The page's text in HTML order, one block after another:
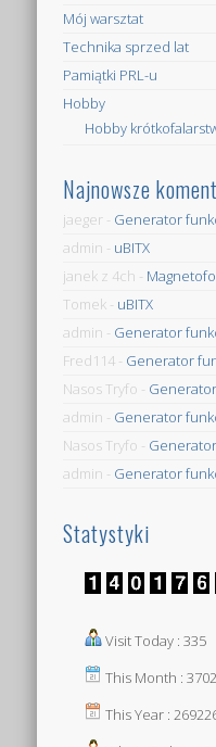
Mój warsztat
Technika sprzed lat
Pamiątki PRL-u
Hobby
Hobby
Najnowsze
jaeger - Generator
admin - uBITX
janek z 4ch -
Tomek - uBITX
admin - Generator
Fred114 - Generator
Nasos Tryfo -
admin - Generator
Nasos Tryfo -
admin - Generator
Statystyki
Visit Today : 335
This Month : 3702
This Year :